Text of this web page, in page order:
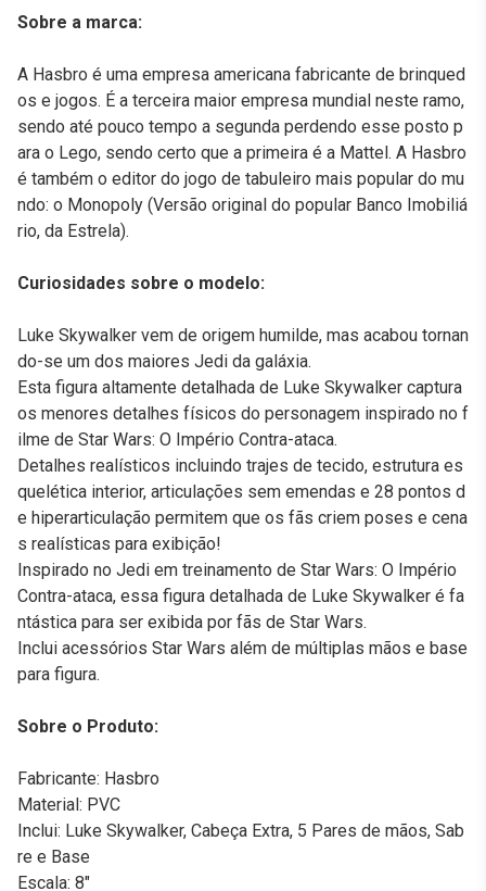
Sobre a marca:
A Hasbro é uma empresa americana fabricante de brinqued
os e jogos. É a terceira maior empresa mundial neste ramo,
sendo até pouco tempo a segunda perdendo esse posto p
ara o Lego, sendo certo que a primeira é a Mattel. A Hasbro
é também o editor do jogo de tabuleiro mais popular do mu
ndo: o Monopoly (Versão original do popular Banco Imobiliá
rio, da Estrela).
Curiosidades sobre o modelo:
Luke Skywalker vem de origem humilde, mas acabou tornan
do-se um dos maiores Jedi da galáxia.
Esta figura altamente detalhada de Luke Skywalker captura
os menores detalhes físicos do personagem inspirado no f
ilme de Star Wars: O Império Contra-ataca.
Detalhes realísticos incluindo trajes de tecido, estrutura es
quelética interior, articulações sem emendas e 28 pontos d
e hiperarticulação permitem que os fãs criem poses e cena
s realísticas para exibição!
Inspirado no Jedi em treinamento de Star Wars: O Império
Contra-ataca, essa figura detalhada de Luke Skywalker é fa
ntástica para ser exibida por fãs de Star Wars.
Inclui acessórios Star Wars além de múltiplas mãos e base
para figura.
Sobre o Produto:
Fabricante: Hasbro
Material: PVC
Inclui: Luke Skywalker, Cabeça Extra, 5 Pares de mãos, Sab
re e Base
Escala: 8"